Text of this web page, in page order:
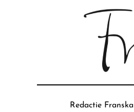
Redactie Franska